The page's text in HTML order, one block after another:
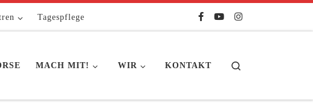
Tagespflege
MACH MIT! WIR KONTAKT